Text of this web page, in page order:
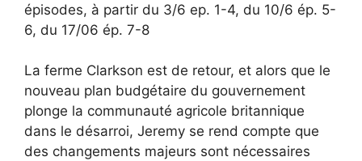
épisodes, à partir du 3/6 ep. 1-4, du 10/6 ép. 5-
6, du 17/06 ép. 7-8
La ferme Clarkson est de retour, et alors que le
nouveau plan budgétaire du gouvernement
plonge la communauté agricole britannique
dans le désarroi, Jeremy se rend compte que
des changements majeurs sont nécessaires